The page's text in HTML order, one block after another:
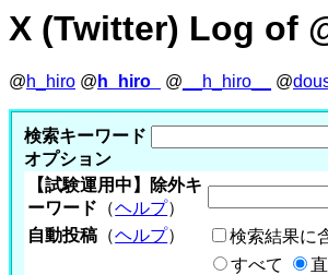
X (Twitter) Log of
@h_hiro @ h_hiro_ @ __h_hiro__ @
検索キーワード
オプション
【試験運用中】除外キ
ーワード （ヘルプ）
自動投稿 （ヘルプ） 検索結果に
すべて